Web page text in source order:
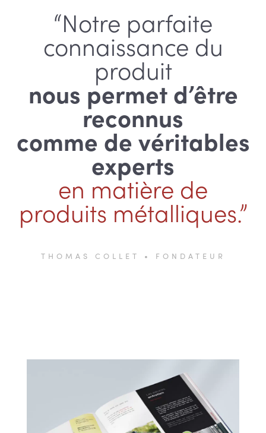
“Notre parfaite
connaissance du
produit
nous permet d’être
reconnus
comme de véritables
experts
en matière de
produits métalliques.”
THOMAS COLLET • FONDATEUR